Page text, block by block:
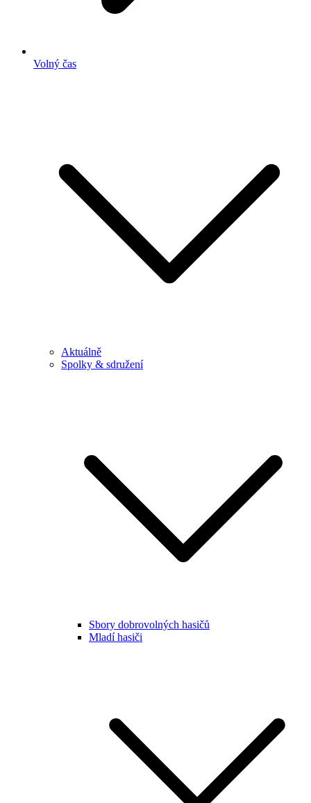
Volný čas
Aktuálně
Spolky & sdružení
Sbory dobrovolných hasičů
Mladí hasiči